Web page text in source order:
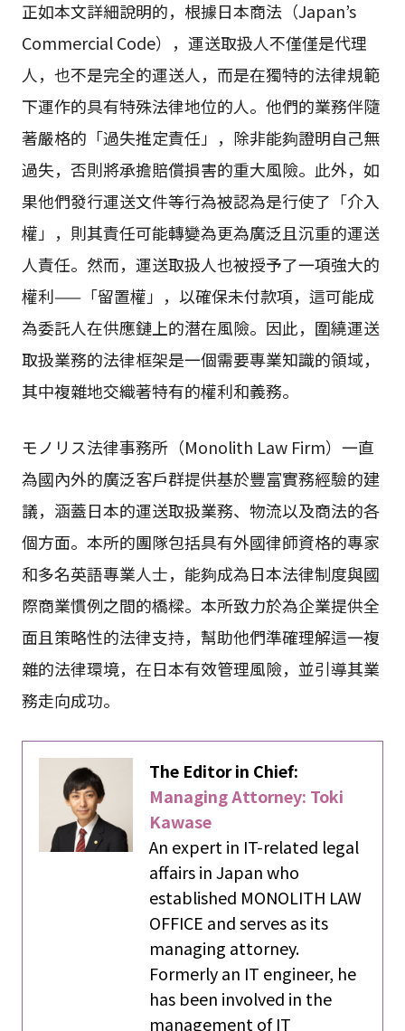
正如本文詳細說明的，根據日本商法（Japan’s
Commercial Code），運送取扱人不僅僅是代理
人，也不是完全的運送人，而是在獨特的法律規範
下運作的具有特殊法律地位的人。他們的業務伴隨
著嚴格的「過失推定責任」，除非能夠證明自己無
過失，否則將承擔賠償損害的重大風險。此外，如
果他們發行運送文件等行為被認為是行使了「介入
權」，則其責任可能轉變為更為廣泛且沉重的運送
人責任。然而，運送取扱人也被授予了一項強大的
權利——「留置權」，以確保未付款項，這可能成
為委託人在供應鏈上的潛在風險。因此，圍繞運送
取扱業務的法律框架是一個需要專業知識的領域，
其中複雜地交織著特有的權利和義務。
モノリス法律事務所（Monolith Law Firm）一直
為國內外的廣泛客戶群提供基於豐富實務經驗的建
議，涵蓋日本的運送取扱業務、物流以及商法的各
個方面。本所的團隊包括具有外國律師資格的專家
和多名英語專業人士，能夠成為日本法律制度與國
際商業慣例之間的橋樑。本所致力於為企業提供全
面且策略性的法律支持，幫助他們準確理解這一複
雜的法律環境，在日本有效管理風險，並引導其業
務走向成功。
The Editor in Chief:
Managing Attorney: Toki
Kawase
An expert in IT-related legal
affairs in Japan who
established MONOLITH LAW
OFFICE and serves as its
managing attorney.
Formerly an IT engineer, he
has been involved in the
management of IT